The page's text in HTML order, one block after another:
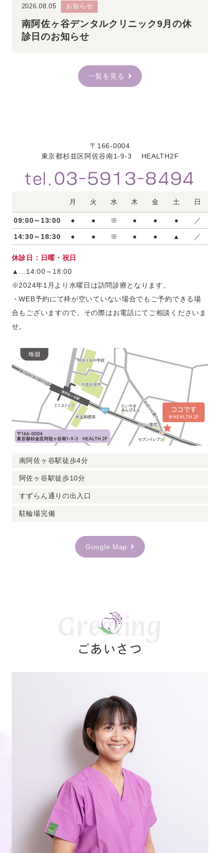
2026.08.05 お知らせ
南阿佐ヶ谷デンタルクリニック9月の休
診日のお知らせ
・診療時間外でも予約可能な24時間受付のWEB予約も
・初診ご予約の方は、問診票記入やカルテ作成にお時
をお願い致します。
2026.03.24 お知らせ
ＧＷの休診日のお知らせ
南阿佐ヶ谷デンタルクリニックＧＷの休診日のお知ら
せです。
【休診日】
ません。
・診療時間外でも予約可能な24時間受付のWEB予約も
ございます。
・初診ご予約の方は、問診票記入やカルテ作成にお時
間を頂いておりますので、診療予約時間の15分前のご
来院をお願い致します。
診日のお知らせ
せです。
日、14日、21 日、28
・初診ご予約の方は、問診票記入やカルテ作成にお時
をお願い致します。
6月18日木曜日は院長不在のため代診となります
お知らせ
２月の休診日のお知らせ
南阿佐ヶ谷デンタルクリニック２月の休診日のお知ら
【休診日】
日曜日（1日、8日、15 日、22日
一覧を見る
〒166-0004
東京都杉並区阿佐谷南1-9-3 HEALTH2F
tel.03-5913-8494
月 火 水 木 金 土 日
09:00～13:00 ● ● ※ ● ● ● ／
14:30～18:30 ● ● ※ ● ● ▲ ／
休診日：日曜・祝日
▲…14:00～18:00
※2024年1月より水曜日は訪問診療となります。
・WEB予約にて枠が空いていない場合でもご予約できる場
合もございますので、その際はお電話にてご相談くださいま
せ。
南阿佐ヶ谷駅徒歩4分
阿佐ヶ谷駅徒歩10分
すずらん通りの出入口
駐輪場完備
Google Map
ごあいさつ
Greeting